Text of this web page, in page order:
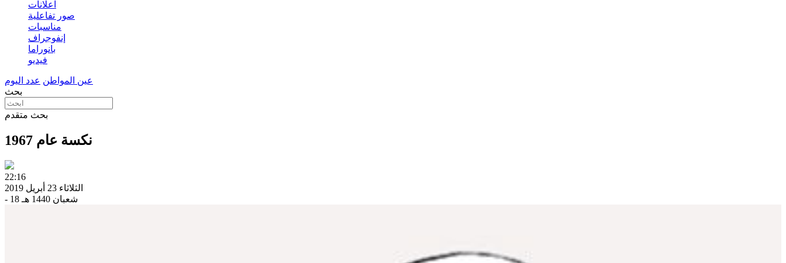
اعلانات
صور تفاعلية
مناسبات
إنفوجراف
بانوراما
فيديو
عين المواطن عدد اليوم
بحث
بحث متقدم
نكسة عام 1967
22:16
الثلاثاء 23 أبريل 2019
- 18 شعبان 1440 هـ